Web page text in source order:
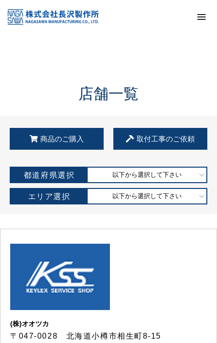
KSS加盟店・取扱店情報
店舗一覧
店舗一覧
商品のご購入 取付工事のご依頼
都道府県選択 以下から選択して下さい
エリア選択 以下から選択して下さい
(株)オオツカ
〒047-0028 北海道小樽市相生町8-15